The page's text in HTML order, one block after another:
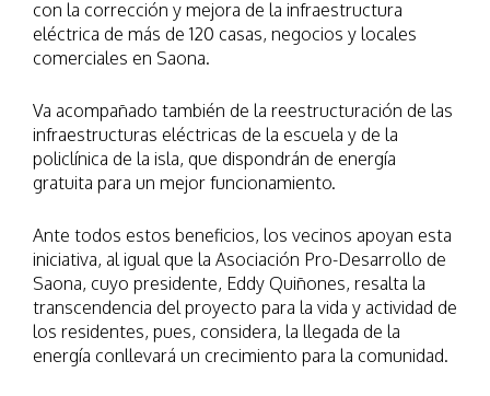
con la corrección y mejora de la infraestructura
eléctrica de más de 120 casas, negocios y locales
comerciales en Saona.
Va acompañado también de la reestructuración de las
infraestructuras eléctricas de la escuela y de la
policlínica de la isla, que dispondrán de energía
gratuita para un mejor funcionamiento.
Ante todos estos beneficios, los vecinos apoyan esta
iniciativa, al igual que la Asociación Pro-Desarrollo de
Saona, cuyo presidente, Eddy Quiñones, resalta la
transcendencia del proyecto para la vida y actividad de
los residentes, pues, considera, la llegada de la
energía conllevará un crecimiento para la comunidad.